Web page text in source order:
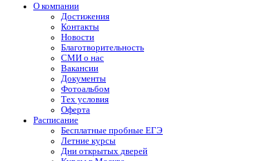
О компании
Достижения
Контакты
Новости
Благотворительность
СМИ о нас
Вакансии
Документы
Фотоальбом
Тех условия
Оферта
Расписание
Бесплатные пробные ЕГЭ
Летние курсы
Дни открытых дверей